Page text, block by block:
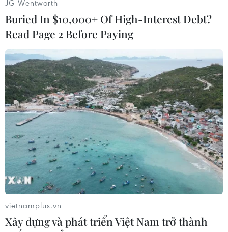
#Israel không kích Tehran
#xung đột Israel Iran
#hệ thống phòng không Iran
#hòa đàm Nga-Mỹ hủy bỏ
#vũ khí hạt nhân Iran
JG Wentworth
Buried In $10,000+ Of High-Interest Debt?
Read Page 2 Before Paying
vietnamplus.vn
Xây dựng và phát triển Việt Nam trở thành